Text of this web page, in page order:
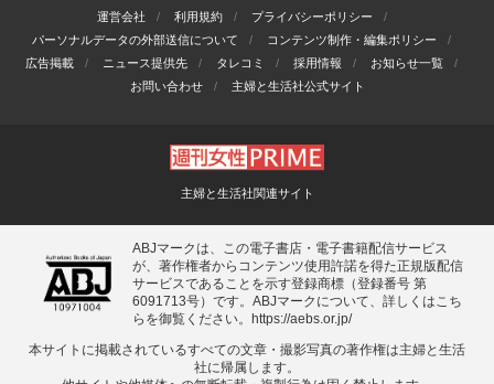
運営会社 利用規約
プライバシーポリシー
パーソナルデータの外部送信について
コンテンツ制作・編集ポリシー
広告掲載
ニュース提供先 タレコミ 採用情報
お知らせ一覧
お問い合わせ
主婦と生活社公式サイト
主婦と生活社関連サイト
ABJマークは、この電子書店・電子書籍配信サービス
が、著作権者からコンテンツ使用許諾を得た正規版配信
サービスであることを示す登録商標（登録番号 第
6091713号）です。ABJマークについて、詳しくはこち
らを御覧ください。 https://aebs.or.jp/
本サイトに掲載されているすべての⽂章・撮影写真の著作権は主婦と⽣活
社に帰属します。